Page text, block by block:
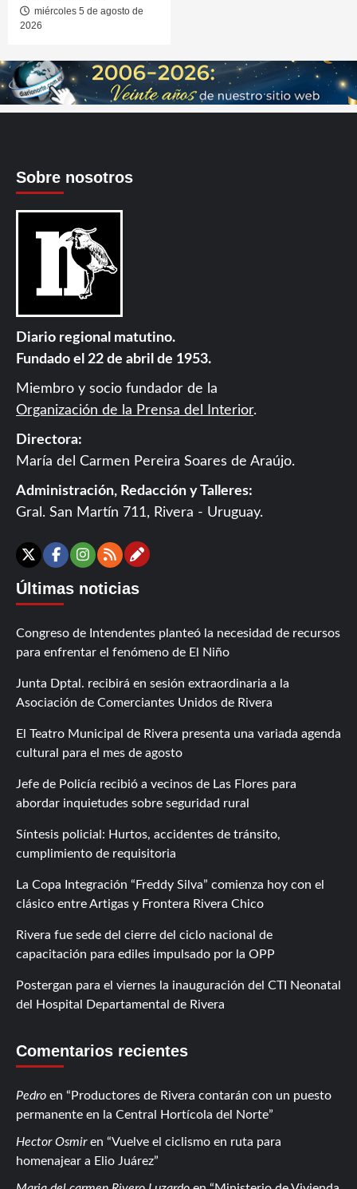
miércoles 5 de agosto de
2026
Sobre nosotros
Diario regional matutino.
Fundado el 22 de abril de 1953.
Miembro y socio fundador de la
Organización de la Prensa del Interior.
Directora:
María del Carmen Pereira Soares de Araújo.
Administración, Redacción y Talleres:
Gral. San Martín 711, Rivera - Uruguay.
X Facebook
Instagram
RSSContáctanos
Últimas noticias
Congreso de Intendentes planteó la necesidad de recursos
para enfrentar el fenómeno de El Niño
Junta Dptal. recibirá en sesión extraordinaria a la
Asociación de Comerciantes Unidos de Rivera
El Teatro Municipal de Rivera presenta una variada agenda
cultural para el mes de agosto
Jefe de Policía recibió a vecinos de Las Flores para
abordar inquietudes sobre seguridad rural
Síntesis policial: Hurtos, accidentes de tránsito,
cumplimiento de requisitoria
La Copa Integración “Freddy Silva” comienza hoy con el
clásico entre Artigas y Frontera Rivera Chico
Rivera fue sede del cierre del ciclo nacional de
capacitación para ediles impulsado por la OPP
Postergan para el viernes la inauguración del CTI Neonatal
del Hospital Departamental de Rivera
Comentarios recientes
Pedro en
Productores de Rivera contarán con un puesto
permanente en la Central Hortícola del Norte
Hector Osmiren
Vuelve el ciclismo en ruta para
homenajear a Elio Juárez